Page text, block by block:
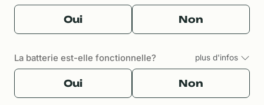
Oui Non
La batterie est-elle fonctionnelle? plus d'infos
Oui Non